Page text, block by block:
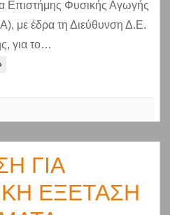
Επιστήμης Φυσικής Αγωγής
με έδρα τη Διεύθυνση Δ.Ε.
για το…
ΓΙΑ
ΕΞΕΤΑΣΗ